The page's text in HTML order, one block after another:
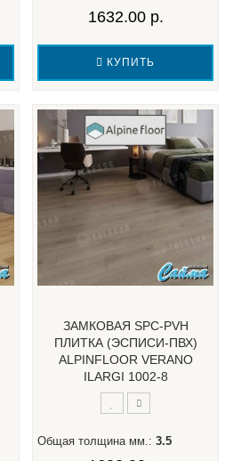
1632.00 р.
КУПИТЬ
ЗАМКОВАЯ SPC-PVH
ПЛИТКА (ЭСПИСИ-ПВХ)
ALPINFLOOR VERANO
ILARGI 1002-8
Общая толщина мм.: 3.5